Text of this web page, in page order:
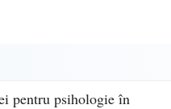
pentru psihologie în